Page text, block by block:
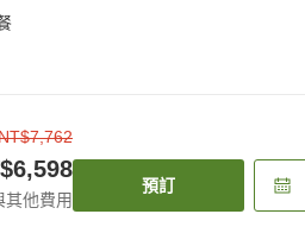
其他費用
預訂